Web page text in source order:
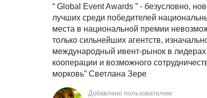
“ Global Event Awards ” - безусловно,
лучших среди победителей
места в национальной премии
только сильнейших агентств,
международный ивент-рынок в
кооперации и возможного
морковь” Светлана Зере
Добавлено пользователем: